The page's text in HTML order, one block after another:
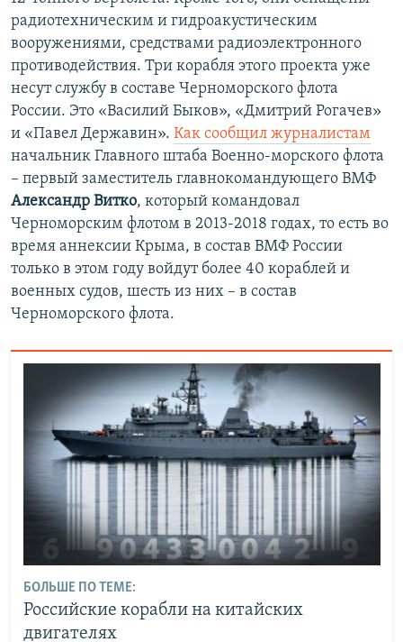
радиотехническим и гидроакустическим
вооружениями, средствами радиоэлектронного
противодействия. Три корабля этого проекта уже
несут службу в составе Черноморского флота
России. Это «Василий Быков», «Дмитрий Рогачев»
и «Павел Державин». Как сообщил журналистам
начальник Главного штаба Военно-морского флота
– первый заместитель главнокомандующего ВМФ
Александр Витко, который командовал
Черноморским флотом в 2013-2018 годах, то есть во
время аннексии Крыма, в состав ВМФ России
только в этом году войдут более 40 кораблей и
военных судов, шесть из них – в состав
Черноморского флота.
БОЛЬШЕ ПО ТЕМЕ:
Российские корабли на китайских
двигателях